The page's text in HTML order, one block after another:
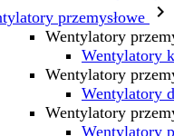
przemysłowe

Wentylatory
Wentylatory
Wentylatory
Wentylatory
Wentylatory
Wentylatory